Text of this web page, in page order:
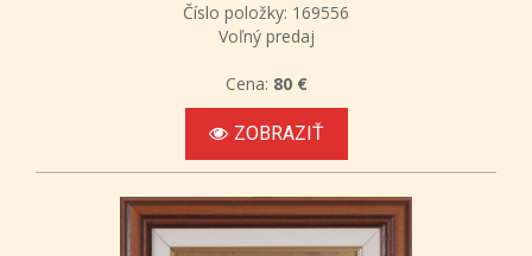
Číslo položky: 169556
Voľný predaj
Cena: 80 €
ZOBRAZIŤ